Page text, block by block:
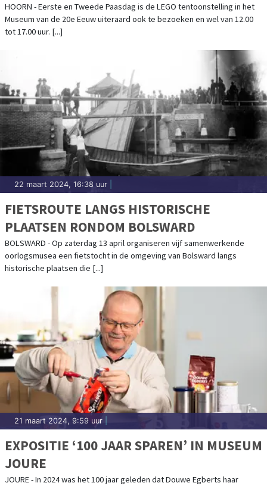
HOORN - Eerste en Tweede Paasdag is de LEGO tentoonstelling in het
Museum van de 20e Eeuw uiteraard ook te bezoeken en wel van 12.00
tot 17.00 uur. [...]
22 maart 2024, 16:38 uur
FIETSROUTE LANGS HISTORISCHE
PLAATSEN RONDOM BOLSWARD
BOLSWARD - Op zaterdag 13 april organiseren vijf samenwerkende
oorlogsmusea een fietstocht in de omgeving van Bolsward langs
historische plaatsen die [...]
21 maart 2024, 9:59 uur
EXPOSITIE ‘100 JAAR SPAREN’ IN MUSEUM
JOURE
JOURE - In 2024 was het 100 jaar geleden dat Douwe Egberts haar